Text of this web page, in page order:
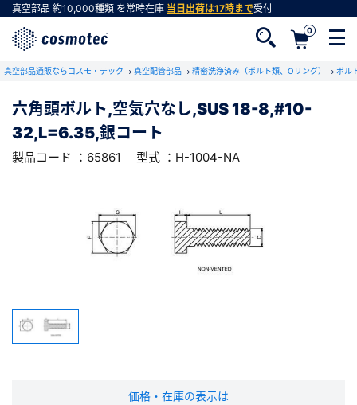
真空部品 約10,000種類 を常時在庫 当日出荷は17時まで受付
0
真空部品通販ならコスモ・テック 真空配管部品 精密洗浄済み（ボルト類、Oリング） ボル
六角頭ボルト,空気穴なし,SUS 18-8,#10-
32,L=6.35,銀コート
製品コード ：65861 型式 ：H-1004-NA
価格・在庫の表示は
RoHS2適合報告書のダウンロード
下記製品のRoHS2適合報告書のダウンロードをします。
六角頭ボルト,空気穴なし,SUS 18-8,#10-
32,L=6.35,銀コート
型式 ：H-1004-NA 製品コード ：65861
会員登録がお済みでない方
会員登録をすれば、便利な機能がご利用いただけ
新規会員登録（無料）